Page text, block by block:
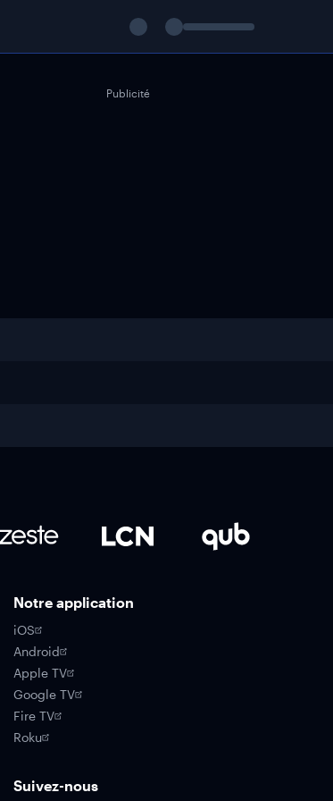
Publicité
Notre application
iOS
Android
Apple TV
Google TV
Fire TV
Roku
Suivez-nous